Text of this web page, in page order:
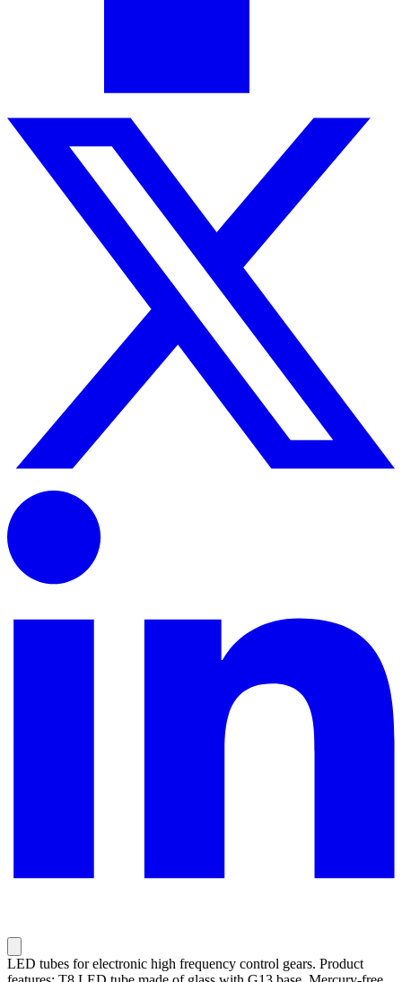
LED tubes for electronic high frequency control gears. Product